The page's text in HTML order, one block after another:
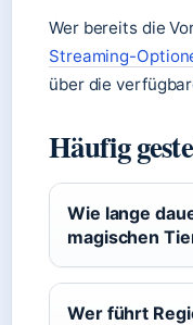
Wer bereits die
Streaming-
über die
Häufig
Wie lange
magischen
Wer führt